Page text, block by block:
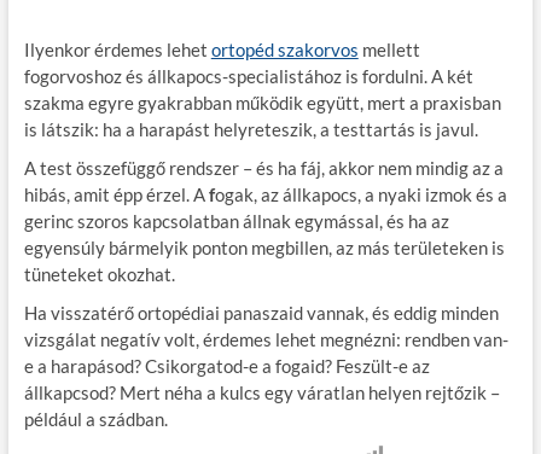
Ilyenkor érdemes lehet ortopéd szakorvos mellett
fogorvoshoz és állkapocs-specialistához is fordulni. A két
szakma egyre gyakrabban működik együtt, mert a praxisban
is látszik: ha a harapást helyreteszik, a testtartás is javul.
A test összefüggő rendszer – és ha fáj, akkor nem mindig az a
hibás, amit épp érzel. Afogak, az állkapocs, a nyaki izmok és a
gerinc szoros kapcsolatban állnak egymással, és ha az
egyensúly bármelyik ponton megbillen, az más területeken is
tüneteket okozhat.
Ha visszatérő ortopédiai panaszaid vannak, és eddig minden
vizsgálat negatív volt, érdemes lehet megnézni: rendben van-
e a harapásod? Csikorgatod-e a fogaid? Feszült-e az
állkapcsod? Mert néha a kulcs egy váratlan helyen rejtőzik –
például a szádban.